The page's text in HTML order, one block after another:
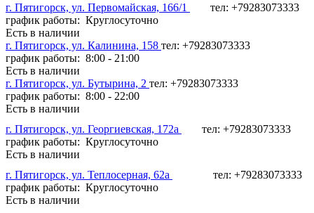
г. Пятигорск, ул. Первомайская, 166/1
тел: +79283073333
график работы: Круглосуточно
Есть в наличии
г. Пятигорск, ул. Калинина, 158 тел: +79283073333
график работы: 8:00 - 21:00
Есть в наличии
г. Пятигорск, ул. Бутырина, 2 тел: +79283073333
график работы: 8:00 - 22:00
Есть в наличии
г. Пятигорск, ул. Георгиевская, 172а
тел: +79283073333
график работы: Круглосуточно
Есть в наличии
г. Пятигорск, ул. Теплосерная, 62а
тел: +79283073333
график работы: Круглосуточно
Есть в наличии